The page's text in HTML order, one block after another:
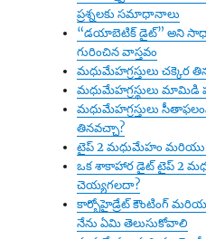
ప్రశ్నలకు సమాధానాలు
“డయాబెటిక్ డైట్” అని
గురించిన వాస్తవం
మధుమేహగ్రస్తులు చక్కెర
మధుమేహగ్రస్థులు మామిడి
మధుమేహగ్రస్తులు
తినవచ్చా?
టైప్ 2 మధుమేహం మరియు
ఒక శాకాహార డైట్ టైప్ 2
చెయ్యగలదా?
కార్బోహైడ్రేట్ కౌంటింగ్
నేను ఏమి తెలుసుకోవాలి